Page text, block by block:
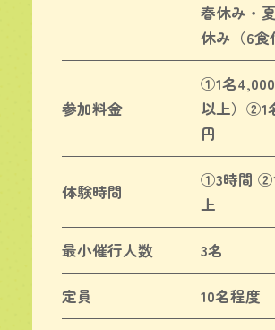
春休み・
休み（6食
参加料金
①1名
以上）②1
円
体験時間
①3時間
上
最小催行人数 3名
定員 10名程度